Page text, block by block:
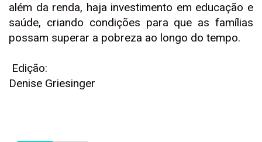
além da renda, haja investimento em educação e
saúde, criando condições para que as famílias
possam superar a pobreza ao longo do tempo.
Edição:
Denise Griesinger